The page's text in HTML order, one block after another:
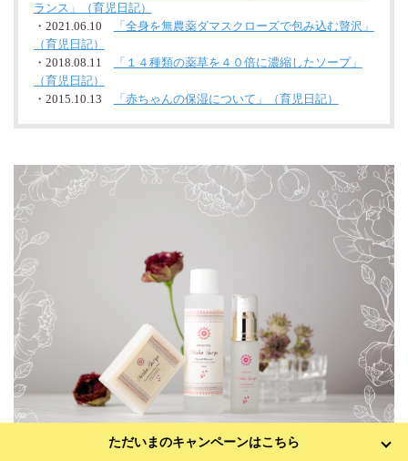
ただいまのキャンペーンはこちら
ランス」（育児日記）
・2021.06.10
「全身を無農薬ダマスクローズで包み込む贅沢」
（育児日記）
・2018.08.11
「１４種類の薬草を４０倍に濃縮したソープ」
（育児日記）
・2015.10.13
「赤ちゃんの保湿について」（育児日記）